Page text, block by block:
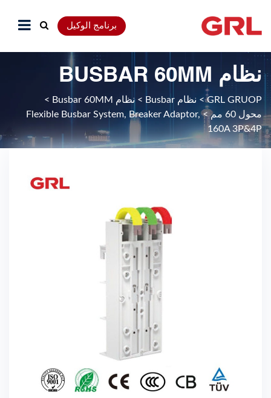
برنامج الوكيل
نظام BUSBAR 60MM
GRL GRUOP
> نظام Busbar >نظام Busbar 60MM
>
محول 60 مم
>
Flexible Busbar System, Breaker Adaptor,
160A 3P&4P